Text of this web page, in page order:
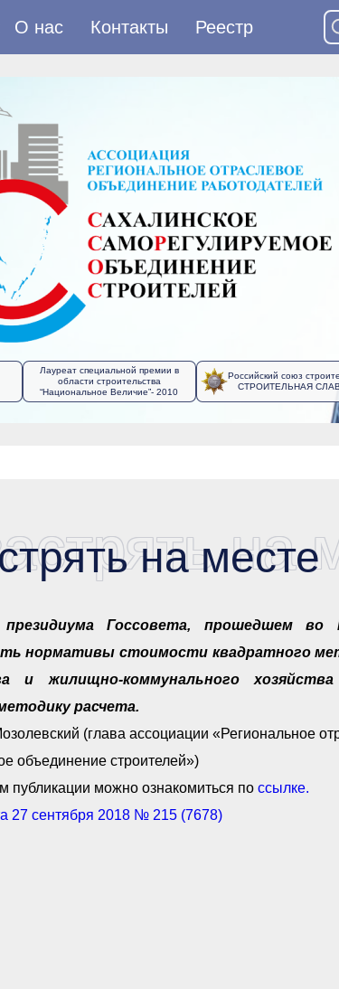
О нас Контакты Реестр
Лауреат специальной премии в
области строительства
“Национальное Величие”- 2010
Российский союз
СТРОИТЕЛЬНАЯ
на месте
на
президиума Госсовета, прошедшем
нормативы стоимости квадратного
и жилищно-коммунального
расчета.
(глава ассоциации «Региональное
объединение строителей»)
публикации можно ознакомиться по ссылке.
27 сентября 2018 № 215 (7678)